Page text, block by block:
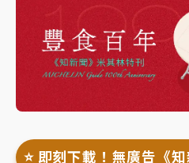
⭐️ 即刻下載！無廣告《